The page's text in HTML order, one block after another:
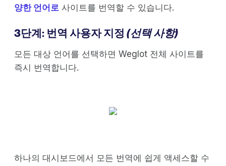
양한 언어로 사이트를 번역할 수 있습니다.
3단계: 번역 사용자 지정 (선택 사항)
모든 대상 언어를 선택하면 Weglot 전체 사이트를
즉시 번역합니다.
하나의 대시보드에서 모든 번역에 쉽게 액세스할 수